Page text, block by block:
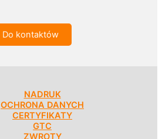
Do kontaktów
NADRUK
OCHRONA DANYCH
CERTYFIKATY
GTC
ZWROTY